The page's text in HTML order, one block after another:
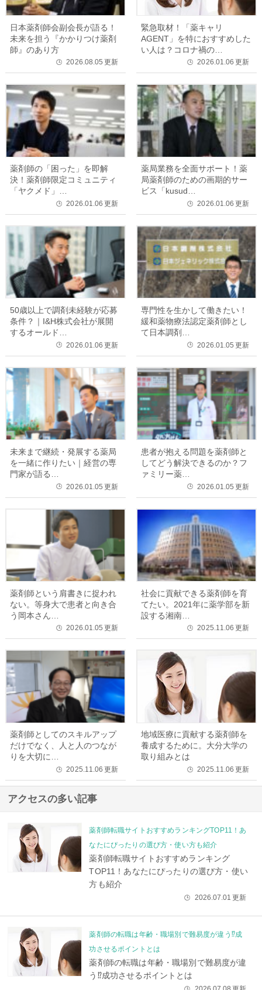
日本薬剤師会副会長が語る！
未来を担う『かかりつけ薬剤
師』のあり方
🕒 2026.08.05 更新
緊急取材！「薬キャリ
AGENT」を特におすすめした
い人は？コロナ禍の…
🕒 2026.01.06 更新
薬剤師の「困った」を即解
決！薬剤師限定コミュニティ
「ヤクメド」…
🕒 2026.01.06 更新
薬局業務を全面サポート！薬
局薬剤師のための画期的サー
ビス「kusud…
🕒 2026.01.06 更新
50歳以上で調剤未経験が応募
条件？｜I&H株式会社が展開
するオールド…
🕒 2026.01.06 更新
専門性を生かして働きたい！
緩和薬物療法認定薬剤師とし
て日本調剤…
🕒 2026.01.05 更新
未来まで継続・発展する薬局
を一緒に作りたい｜経営の専
門家が語る…
🕒 2026.01.05 更新
患者が抱える問題を薬剤師と
してどう解決できるのか？フ
ァミリー薬…
🕒 2026.01.05 更新
薬剤師という肩書きに捉われ
ない。等身大で患者と向き合
う岡本さん…
🕒 2026.01.05 更新
社会に貢献できる薬剤師を育
てたい。2021年に薬学部を新
設する湘南…
🕒 2025.11.06 更新
薬剤師としてのスキルアップ
だけでなく、人と人のつなが
りを大切に…
🕒 2025.11.06 更新
地域医療に貢献する薬剤師を
養成するために。大分大学の
取り組みとは
🕒 2025.11.06 更新
アクセスの多い記事
薬剤師転職サイトおすすめランキングTOP11！あ
なたにぴったりの選び方・使い方も紹介
薬剤師転職サイトおすすめランキング
TOP11！あなたにぴったりの選び方・使い
方も紹介
🕒 2026.07.01 更新
薬剤師の転職は年齢・職場別で難易度が違う⁉成
功させるポイントとは
薬剤師の転職は年齢・職場別で難易度が違
う⁉成功させるポイントとは